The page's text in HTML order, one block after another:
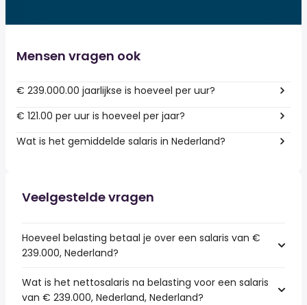
Mensen vragen ook
€ 239.000.00 jaarlijkse is hoeveel per uur?
€ 121.00 per uur is hoeveel per jaar?
Wat is het gemiddelde salaris in Nederland?
Veelgestelde vragen
Hoeveel belasting betaal je over een salaris van €
239.000, Nederland?
Wat is het nettosalaris na belasting voor een salaris
van € 239.000, Nederland, Nederland?